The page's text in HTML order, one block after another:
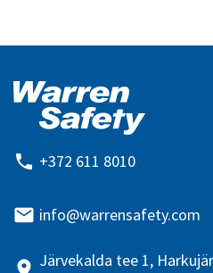
+372 611 8010
info@warrensafety.com
Järvekalda tee 1,